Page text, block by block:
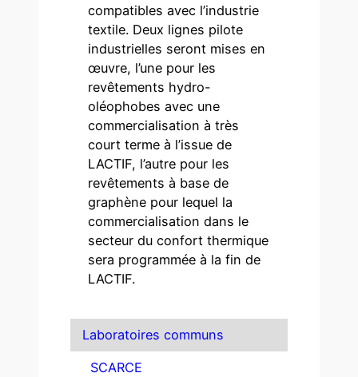
Laboratoires communs
SCARCE
compatibles avec l’industrie
textile. Deux lignes pilote
industrielles seront mises en
œuvre, l’une pour les
revêtements hydro-
oléophobes avec une
commercialisation à très
court terme à l’issue de
LACTIF, l’autre pour les
revêtements à base de
graphène pour lequel la
commercialisation dans le
secteur du confort thermique
sera programmée à la fin de
LACTIF.